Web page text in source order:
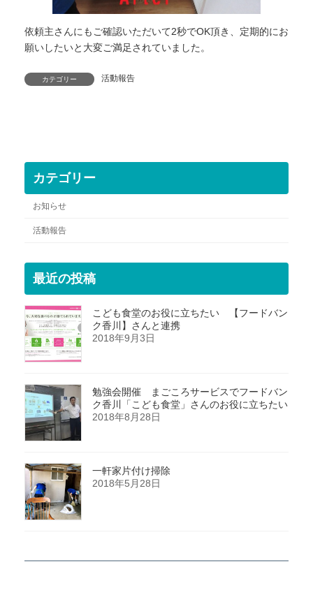
依頼主さんにもご確認いただいて2秒でOK頂き、定期的にお
願いしたいと大変ご満足されていました。
カテゴリー 活動報告
カテゴリー
お知らせ
活動報告
最近の投稿
こども食堂のお役に立ちたい 【フードバン
ク香川】さんと連携
2018年9月3日
勉強会開催 まごころサービスでフードバン
ク香川「こども食堂」さんのお役に立ちたい
2018年8月28日
一軒家片付け掃除
2018年5月28日